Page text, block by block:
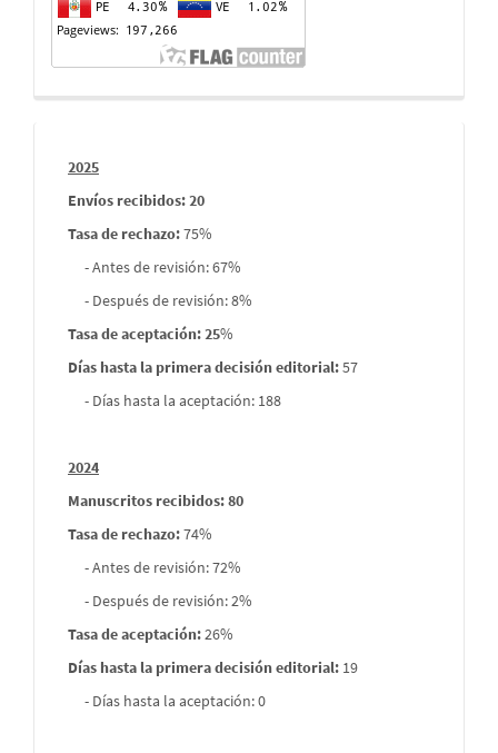
Informes
envios
2025
Envíos recibidos: 20
Tasa de rechazo:75%
- Antes de revisión: 67%
- Después de revisión: 8%
Tasa de aceptación: 25%
Días hasta la primera decisión editorial:57
- Días hasta la aceptación: 188
2024
Manuscritos recibidos: 80
Tasa de rechazo:74%
- Antes de revisión: 72%
- Después de revisión: 2%
Tasa de aceptación:26%
Días hasta la primera decisión editorial: 19
- Días hasta la aceptación: 0